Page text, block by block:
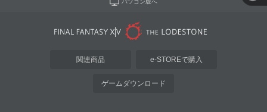
パソコン版へ
関連商品 e-STOREで購入
ゲームダウンロード